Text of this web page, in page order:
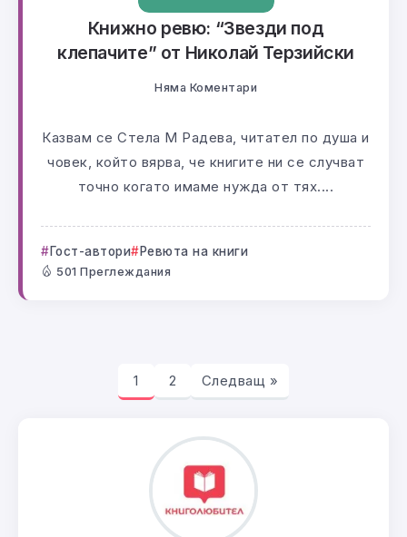
Книжно ревю: “Звезди под
клепачите” от Николай Терзийски
Няма Коментари
Казвам се Стела М Радева, читател по душа и
човек, който вярва, че книгите ни се случват
точно когато имаме нужда от тях....
Гост-автори Ревюта на книги
501 Преглеждания
1 2 Следващ »